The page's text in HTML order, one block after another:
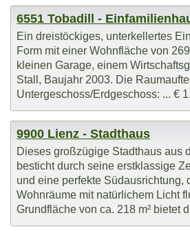
6551 Tobadill -
Ein dreistöckiges, unterkellertes
Form mit einer Wohnfläche von
kleinen Garage, einem
Stall, Baujahr 2003. Die
Untergeschoss/Erdgeschoss: ... €
9900 Lienz - Stadthaus
Dieses großzügige Stadthaus aus
besticht durch seine erstklassige
und eine perfekte Südausrichtung,
Wohnräume mit natürlichem Licht
Grundfläche von ca. 218 m² bietet